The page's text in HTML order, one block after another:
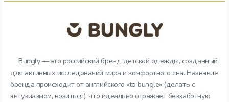
Bungly — это российский бренд детской одежды, созданный
для активных исследований мира и комфортного сна. Название
бренда происходит от английского «to bungle» (делать с
энтузиазмом, возиться), что идеально отражает беззаботную